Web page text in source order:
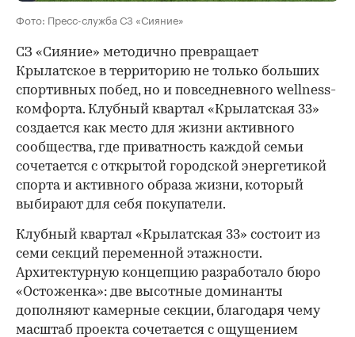
Фото: Пресс-служба СЗ «Сияние»
СЗ «Сияние» методично превращает
Крылатское в территорию не только больших
спортивных побед, но и повседневного wellness-
комфорта. Клубный квартал «Крылатская 33»
создается как место для жизни активного
сообщества, где приватность каждой семьи
сочетается с открытой городской энергетикой
спорта и активного образа жизни, который
выбирают для себя покупатели.
Клубный квартал «Крылатская 33» состоит из
семи секций переменной этажности.
Архитектурную концепцию разработало бюро
«Остоженка»: две высотные доминанты
дополняют камерные секции, благодаря чему
масштаб проекта сочетается с ощущением